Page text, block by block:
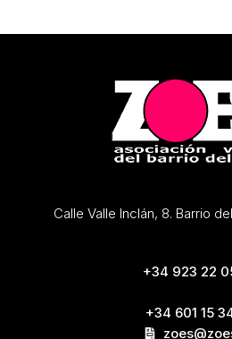
Calle Valle Inclán, 8. Barrio
+34 923 22
+34 601 15